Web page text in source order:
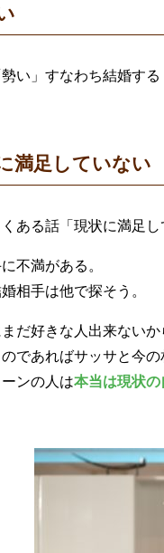
い」すなわち結婚する
満足していない
ある話「現状に満足
不満がある。
相手は他で探そう。
だ好きな人出来ない
であればサッサと今
ンの人は本当は現状